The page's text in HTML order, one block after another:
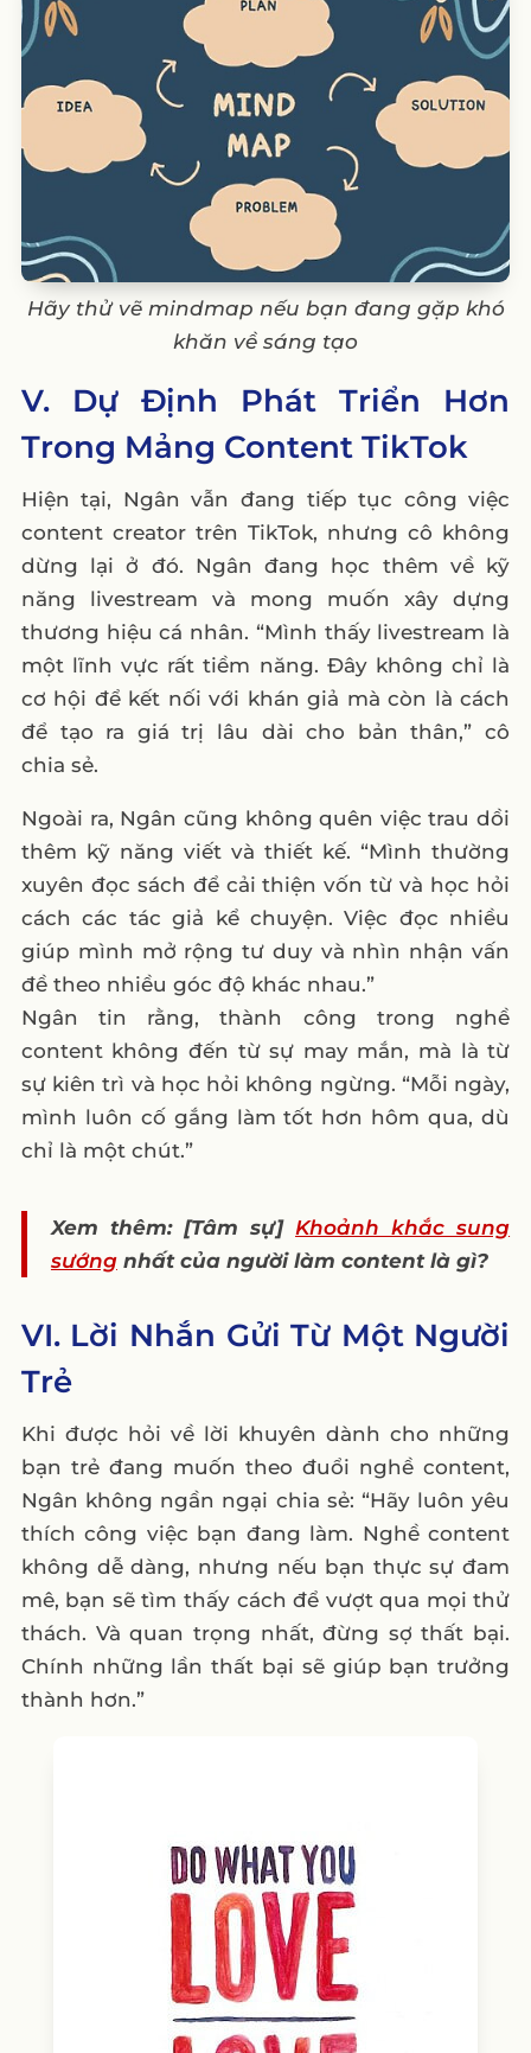
Hãy thử vẽ mindmap nếu bạn đang gặp khó
khăn về sáng tạo
V. Dự Định Phát Triển Hơn
Trong Mảng Content TikTok
Hiện tại, Ngân vẫn đang tiếp tục công việc
content creator trên TikTok, nhưng cô không
dừng lại ở đó. Ngân đang học thêm về kỹ
năng livestream và mong muốn xây dựng
thương hiệu cá nhân. “Mình thấy livestream là
một lĩnh vực rất tiềm năng. Đây không chỉ là
cơ hội để kết nối với khán giả mà còn là cách
để tạo ra giá trị lâu dài cho bản thân,” cô
chia sẻ.
Ngoài ra, Ngân cũng không quên việc trau dồi
thêm kỹ năng viết và thiết kế. “Mình thường
xuyên đọc sách để cải thiện vốn từ và học hỏi
cách các tác giả kể chuyện. Việc đọc nhiều
giúp mình mở rộng tư duy và nhìn nhận vấn
đề theo nhiều góc độ khác nhau.”
Ngân tin rằng, thành công trong nghề
content không đến từ sự may mắn, mà là từ
sự kiên trì và học hỏi không ngừng. “Mỗi ngày,
mình luôn cố gắng làm tốt hơn hôm qua, dù
chỉ là một chút.”
Xem thêm: [Tâm sự] Khoảnh khắc sung
sướngnhất của người làm content là gì?
VI. Lời Nhắn Gửi Từ Một Người
Trẻ
Khi được hỏi về lời khuyên dành cho những
bạn trẻ đang muốn theo đuổi nghề content,
Ngân không ngần ngại chia sẻ: “Hãy luôn yêu
thích công việc bạn đang làm. Nghề content
không dễ dàng, nhưng nếu bạn thực sự đam
mê, bạn sẽ tìm thấy cách để vượt qua mọi thử
thách. Và quan trọng nhất, đừng sợ thất bại.
Chính những lần thất bại sẽ giúp bạn trưởng
thành hơn.”